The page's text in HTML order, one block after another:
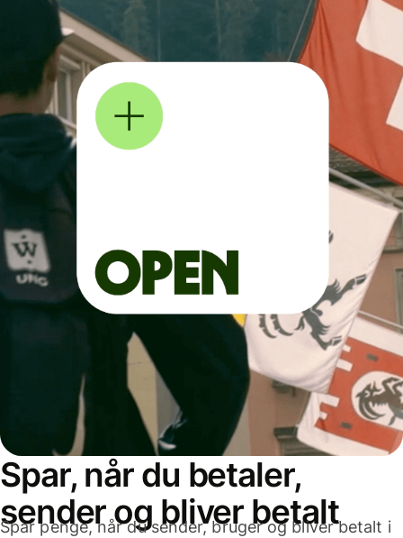
Spar, når du betaler,
sender og bliver betalt
Spar penge, når du sender, bruger og bliver betalt i